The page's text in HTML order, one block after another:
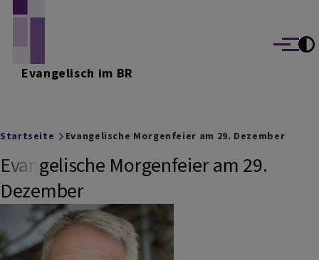
Evangelisch im BR
Menü
Breadcrumb
Startseite Evangelische Morgenfeier am 29. Dezember
Evangelische Morgenfeier am 29.
Dezember